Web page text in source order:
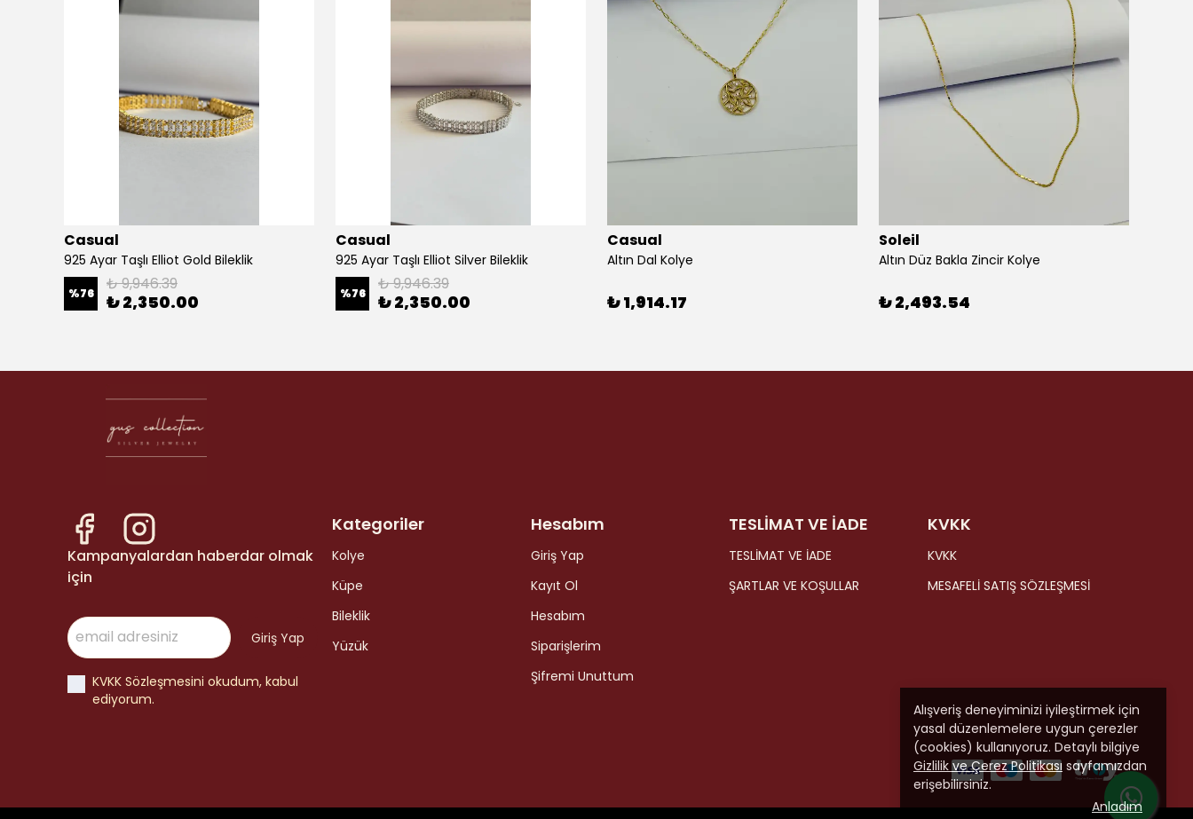
Alışveriş deneyiminizi iyileştirmek için
yasal düzenlemelere uygun çerezler
(cookies) kullanıyoruz. Detaylı bilgiye
Gizlilik ve Çerez Politikası sayfamızdan
erişebilirsiniz.
Anladım
Casual
925 Ayar Taşlı Elliot Gold Bileklik
%76 ₺ 9,946.39
₺ 2,350.00
Casual
925 Ayar Taşlı Elliot Silver Bileklik
%76 ₺ 9,946.39
₺ 2,350.00
Casual
Altın Dal Kolye
₺ 1,914.17
Soleil
Altın Düz Bakla Zincir Kolye
₺ 2,493.54
Kategoriler
Kolye
Küpe
Bileklik
Yüzük
Hesabım
Giriş Yap
Kayıt Ol
Hesabım
Siparişlerim
Şifremi Unuttum
TESLİMAT VE İADE
TESLİMAT VE İADE
ŞARTLAR VE KOŞULLAR
KVKK
KVKK
MESAFELİ SATIŞ SÖZLEŞMESİ
Kampanyalardan haberdar olmak
için
Giriş Yap
KVKK Sözleşmesini okudum, kabul
ediyorum.